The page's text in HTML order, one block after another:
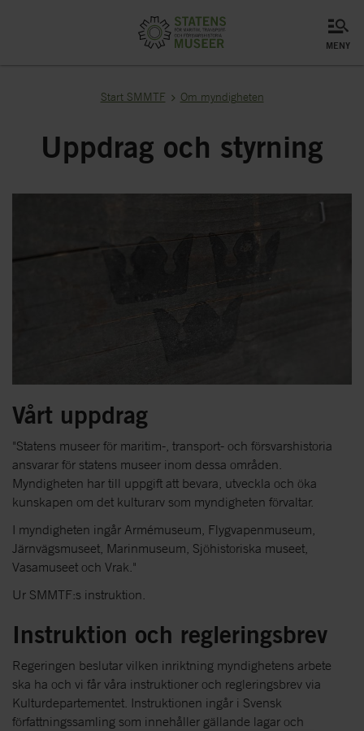
meny
Start SMMTF Om myndigheten
Uppdrag och styrning
Vårt uppdrag
"Statens museer för maritim-, transport- och försvarshistoria
ansvarar för statens museer inom dessa områden.
Myndigheten har till uppgift att bevara, utveckla och öka
kunskapen om det kulturarv som myndigheten förvaltar.
I myndigheten ingår Armémuseum, Flygvapenmuseum,
Järnvägsmuseet, Marinmuseum, Sjöhistoriska museet,
Vasamuseet och Vrak."
Ur SMMTF:s instruktion.
Instruktion och regleringsbrev
Regeringen beslutar vilken inriktning myndighetens arbete
ska ha och vi får våra instruktioner och regleringsbrev via
Kulturdepartementet. Instruktionen ingår i Svensk
författningssamling som innehåller gällande lagar och